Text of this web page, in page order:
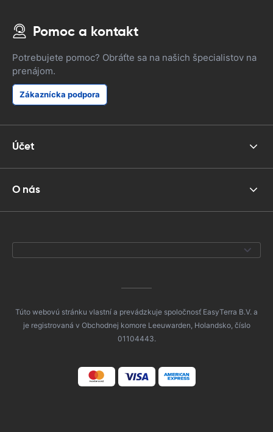
Pomoc a kontakt
Potrebujete pomoc? Obráťte sa na našich špecialistov na
prenájom.
Zákaznícka podpora
Účet
O nás
Túto webovú stránku vlastní a prevádzkuje spoločnosť EasyTerra B.V. a
je registrovaná v Obchodnej komore Leeuwarden, Holandsko, číslo
01104443.